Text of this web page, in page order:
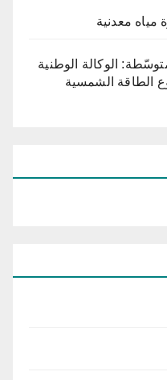
الوكالة الوطنية
الطاقة الشمسية